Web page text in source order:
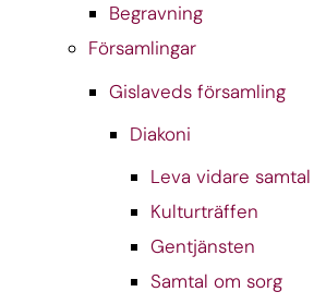
Begravning
Församlingar
Gislaveds församling
Diakoni
Leva vidare samtal
Kulturträffen
Gentjänsten
Samtal om sorg